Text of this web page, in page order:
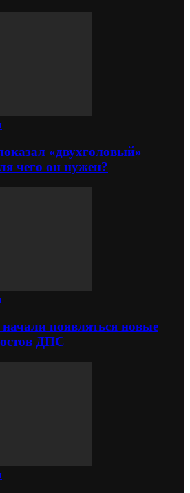
«двухголовый»
чего он нужен?
появляться новые
ДПС